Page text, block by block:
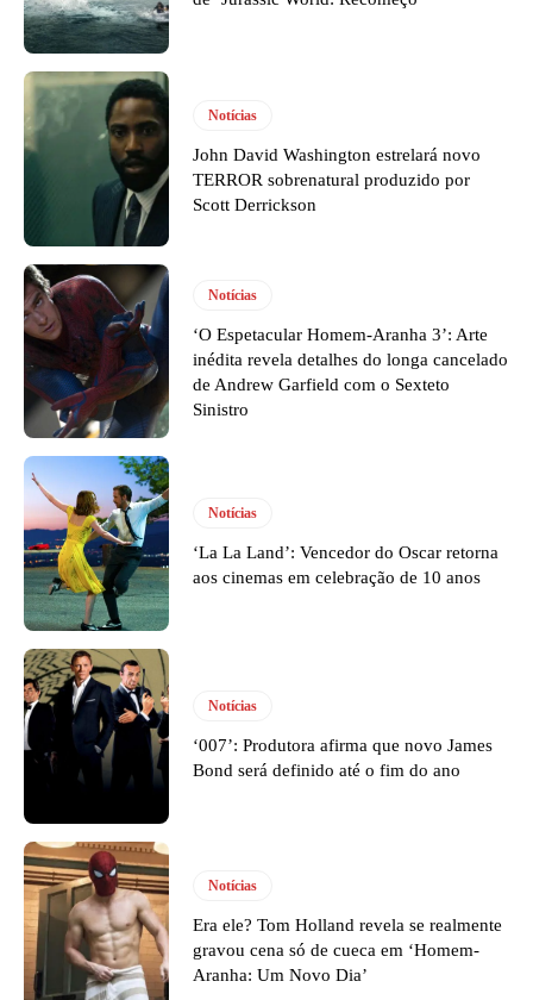
Notícias
John David Washington estrelará novo
TERROR sobrenatural produzido por
Scott Derrickson
Notícias
‘O Espetacular Homem-Aranha 3’: Arte
inédita revela detalhes do longa cancelado
de Andrew Garfield com o Sexteto
Sinistro
Notícias
‘La La Land’: Vencedor do Oscar retorna
aos cinemas em celebração de 10 anos
Notícias
‘007’: Produtora afirma que novo James
Bond será definido até o fim do ano
Notícias
Era ele? Tom Holland revela se realmente
gravou cena só de cueca em ‘Homem-
Aranha: Um Novo Dia’